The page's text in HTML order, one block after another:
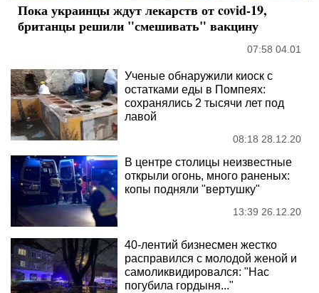
Пока украинцы ждут лекарств от covid-19,
британцы решили "смешивать" вакцину
07:58 04.01
Ученые обнаружили киоск с
остатками еды в Помпеях:
сохранялись 2 тысячи лет под
лавой
08:18 28.12.20
В центре столицы неизвестные
открыли огонь, много раненых:
копы подняли "вертушку"
13:39 26.12.20
40-лентий бизнесмен жестко
расправился с молодой женой и
самоликвидировался: "Нас
погубила гордыня..."